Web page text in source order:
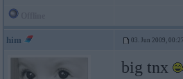
him 03. Jun 2009,
big tnx